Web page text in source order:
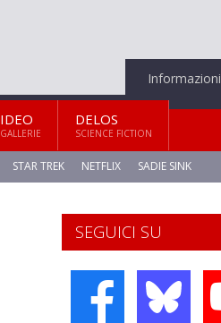
Informazioni
DELOS
SCIENCE FICTION
STAR TREK NETFLIX SADIE SINK
SEGUICI SU